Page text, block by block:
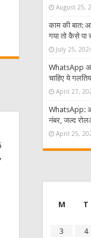
August 25,
काम की बात:
गया तो कैसे पा
July 25,
WhatsApp
चाहिए ये
April 27,
WhatsApp:
नंबर, जल्द
April 25,
M
T
3
4